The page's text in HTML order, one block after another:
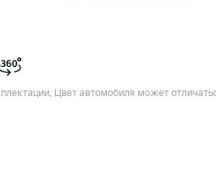
Цвет автомобиля может